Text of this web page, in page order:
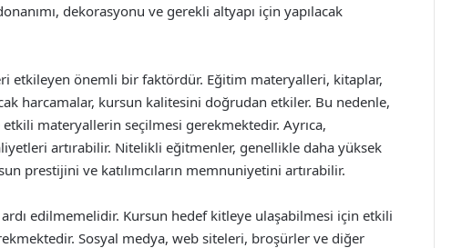
dekorasyonu ve gerekli altyapı için yapılacak
etkileyen önemli bir faktördür. Eğitim materyalleri, kitaplar,
harcamalar, kursun kalitesini doğrudan etkiler. Bu nedenle,
materyallerin seçilmesi gerekmektedir. Ayrıca,
artırabilir. Nitelikli eğitmenler, genellikle daha yüksek
prestijini ve katılımcıların memnuniyetini artırabilir.
edilmemelidir. Kursun hedef kitleye ulaşabilmesi için etkili
Sosyal medya, web siteleri, broşürler ve diğer